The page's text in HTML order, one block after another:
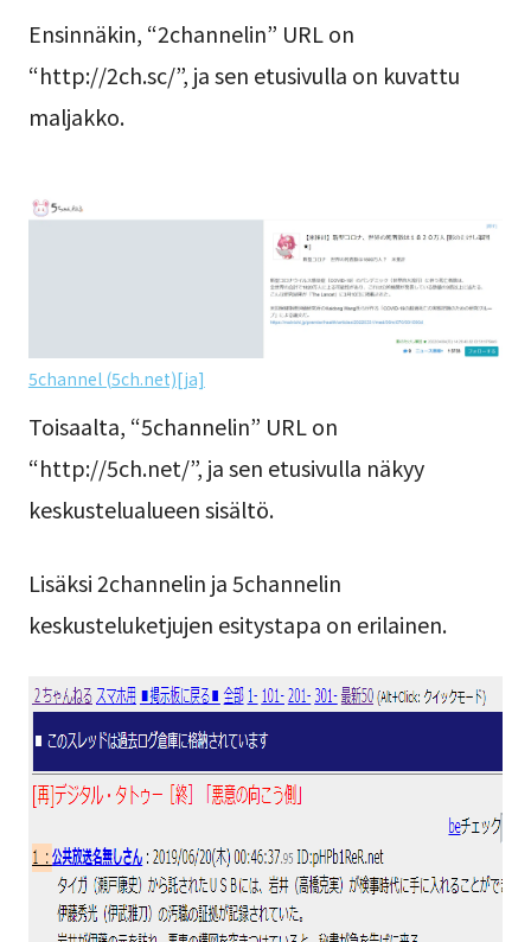
Ensinnäkin, “2channelin” URL on
“http://2ch.sc/”, ja sen etusivulla on kuvattu
maljakko.
5channel (5ch.net)[ja]
Toisaalta, “5channelin” URL on
“http://5ch.net/”, ja sen etusivulla näkyy
keskustelualueen sisältö.
Lisäksi 2channelin ja 5channelin
keskusteluketjujen esitystapa on erilainen.